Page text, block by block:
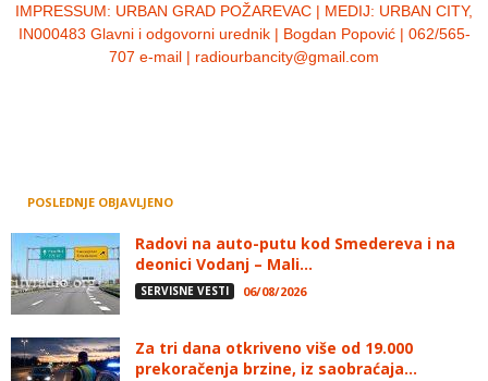
IMPRESSUM: URBAN GRAD POŽAREVAC | MEDIJ: URBAN CITY,
IN000483 Glavni i odgovorni urednik | Bogdan Popović | 062/565-
707 e-mail | radiourbancity@gmail.com
POSLEDNJE OBJAVLJENO
Radovi na auto-putu kod Smedereva i na
deonici Vodanj – Mali...
SERVISNE VESTI 06/08/2026
Za tri dana otkriveno više od 19.000
prekoračenja brzine, iz saobraćaja...